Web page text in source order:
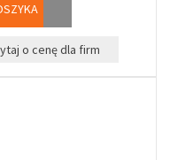
o cenę dla firm